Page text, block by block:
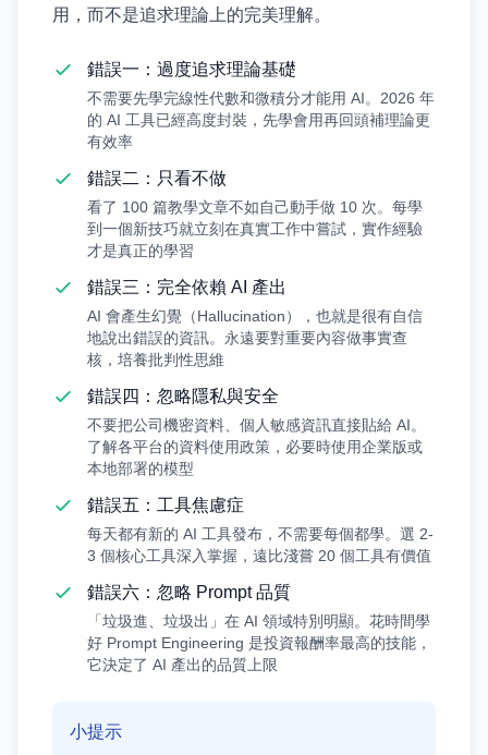
用，而不是追求理論上的完美理解。
錯誤一：過度追求理論基礎
不需要先學完線性代數和微積分才能用 AI。2026 年
的 AI 工具已經高度封裝，先學會用再回頭補理論更
有效率
錯誤二：只看不做
看了 100 篇教學文章不如自己動手做 10 次。每學
到一個新技巧就立刻在真實工作中嘗試，實作經驗
才是真正的學習
錯誤三：完全依賴 AI 產出
AI 會產生幻覺（Hallucination），也就是很有自信
地說出錯誤的資訊。永遠要對重要內容做事實查
核，培養批判性思維
錯誤四：忽略隱私與安全
不要把公司機密資料、個人敏感資訊直接貼給 AI。
了解各平台的資料使用政策，必要時使用企業版或
本地部署的模型
錯誤五：工具焦慮症
每天都有新的 AI 工具發布，不需要每個都學。選 2-
3 個核心工具深入掌握，遠比淺嘗 20 個工具有價值
錯誤六：忽略 Prompt 品質
「垃圾進、垃圾出」在 AI 領域特別明顯。花時間學
好 Prompt Engineering 是投資報酬率最高的技能，
它決定了 AI 產出的品質上限
小提示